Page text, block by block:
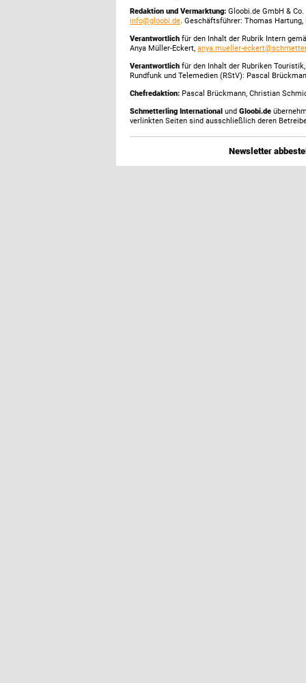
Redaktion und Vermarktung: Gloobi.de GmbH &
info@gloobi.de. Geschäftsführer: Thomas
Verantwortlich für den Inhalt der Rubrik Intern
Anya Müller-Eckert, anya.mueller-
Verantwortlich für den Inhalt der Rubriken
Rundfunk und Telemedien (RStV): Pascal
Chefredaktion: Pascal Brückmann, Christian
Schmetterling International und Gloobi.de
verlinkten Seiten sind ausschließlich deren
Newsletter